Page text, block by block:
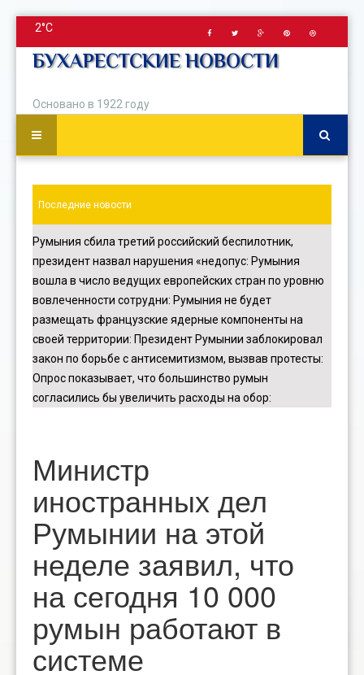
2°C
БУХАРЕСТСКИЕ НОВОСТИ
Основано в 1922 году
Последние новости
Румыния сбила третий российский беспилотник,
президент назвал нарушения «недопус: Румыния
вошла в число ведущих европейских стран по уровню
вовлеченности сотрудни: Румыния не будет
размещать французские ядерные компоненты на
своей территории: Президент Румынии заблокировал
закон по борьбе с антисемитизмом, вызвав протесты:
Опрос показывает, что большинство румын
согласились бы увеличить расходы на обор:
Министр
иностранных дел
Румынии на этой
неделе заявил, что
на сегодня 10 000
румын работают в
системе